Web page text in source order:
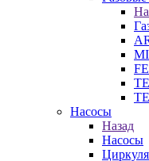
Насосы
Назад
Насосы